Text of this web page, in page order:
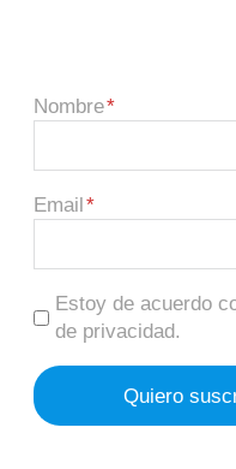
Nombre
Email
Estoy de acuerdo
de privacidad.